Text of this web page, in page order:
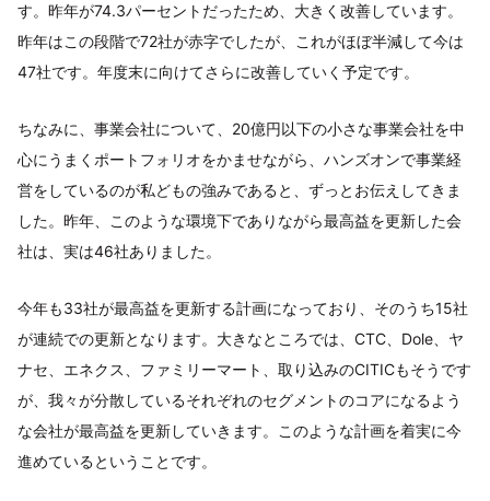
す。昨年が74.3パーセントだったため、大きく改善しています。
昨年はこの段階で72社が赤字でしたが、これがほぼ半減して今は
47社です。年度末に向けてさらに改善していく予定です。
ちなみに、事業会社について、20億円以下の小さな事業会社を中
心にうまくポートフォリオをかませながら、ハンズオンで事業経
営をしているのが私どもの強みであると、ずっとお伝えしてきま
した。昨年、このような環境下でありながら最高益を更新した会
社は、実は46社ありました。
今年も33社が最高益を更新する計画になっており、そのうち15社
が連続での更新となります。大きなところでは、CTC、Dole、ヤ
ナセ、エネクス、ファミリーマート、取り込みのCITICもそうです
が、我々が分散しているそれぞれのセグメントのコアになるよう
な会社が最高益を更新していきます。このような計画を着実に今
進めているということです。